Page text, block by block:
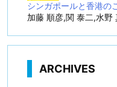
シンガポールと香港の
加藤 順彦,関 泰二,水野
ARCHIVES